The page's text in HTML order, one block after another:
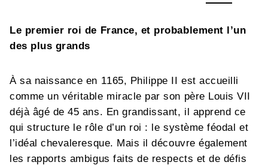
Le premier roi de France, et probablement l’un
des plus grands
À sa naissance en 1165, Philippe II est accueilli
comme un véritable miracle par son père Louis VII
déjà âgé de 45 ans. En grandissant, il apprend ce
qui structure le rôle d’un roi : le système féodal et
l’idéal chevaleresque. Mais il découvre également
les rapports ambigus faits de respects et de défis